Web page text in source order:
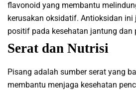
flavonoid yang membantu
kerusakan oksidatif. Antioksidan ini
positif pada kesehatan jantung dan
Serat dan Nutrisi
Pisang adalah sumber serat yang
membantu menjaga kesehatan